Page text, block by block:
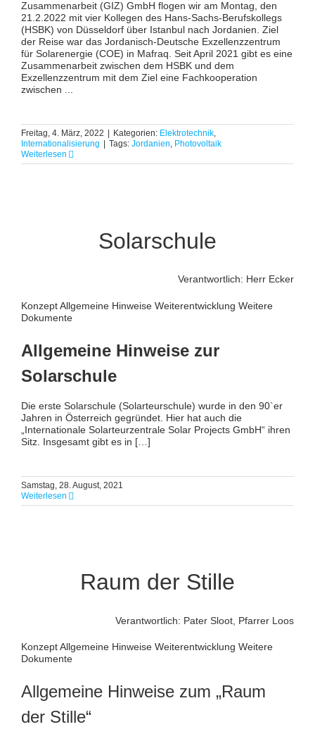
Zusammenarbeit (GIZ) GmbH flogen wir am Montag, den
21.2.2022 mit vier Kollegen des Hans-Sachs-Berufskollegs
(HSBK) von Düsseldorf über Istanbul nach Jordanien. Ziel
der Reise war das Jordanisch-Deutsche Exzellenzzentrum
für Solarenergie (COE) in Mafraq. Seit April 2021 gibt es eine
Zusammenarbeit zwischen dem HSBK und dem
Exzellenzzentrum mit dem Ziel eine Fachkooperation
zwischen ...
Freitag, 4. März, 2022 Kategorien: Elektrotechnik,
Internationalisierung
Tags: Jordanien, Photovoltaik
Weiterlesen
Solarschule
Verantwortlich: Herr Ecker
Konzept Allgemeine Hinweise Weiterentwicklung Weitere
Dokumente
Allgemeine Hinweise zur
Solarschule
Die erste Solarschule (Solarteurschule) wurde in den 90`er
Jahren in Österreich gegründet. Hier hat auch die
„Internationale Solarteurzentrale Solar Projects GmbH“ ihren
Sitz. Insgesamt gibt es in […]
Samstag, 28. August, 2021
Weiterlesen
Raum der Stille
Verantwortlich: Pater Sloot, Pfarrer Loos
Konzept Allgemeine Hinweise Weiterentwicklung Weitere
Dokumente
Allgemeine Hinweise zum „Raum
der Stille“